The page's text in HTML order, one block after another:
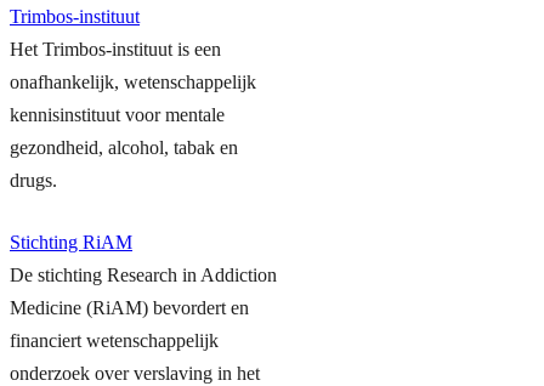
Trimbos-instituut
Het Trimbos-instituut is een
onafhankelijk, wetenschappelijk
kennisinstituut voor mentale
gezondheid, alcohol, tabak en
drugs.
Stichting RiAM
De stichting Research in Addiction
Medicine (RiAM) bevordert en
financiert wetenschappelijk
onderzoek over verslaving in het